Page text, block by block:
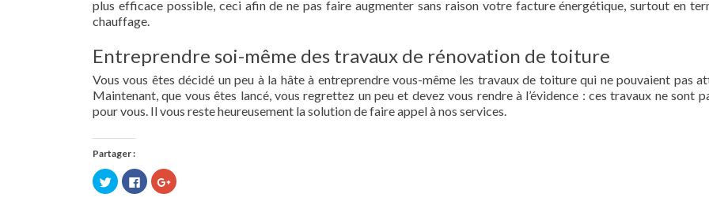
plus efficace possible, ceci afin de ne pas faire augmenter sans raison votre facture énergétique, surtout en
chauffage.
Entreprendre soi-même des travaux de rénovation de toiture
Vous vous êtes décidé un peu à la hâte à entreprendre vous-même les travaux de toiture qui ne pouvaient pas
Maintenant, que vous êtes lancé, vous regrettez un peu et devez vous rendre à l’évidence : ces travaux ne sont
pour vous. Il vous reste heureusement la solution de faire appel à nos services.
Partager :
Cliquez
pour
partager
Cliquez
pour
partager
Cliquez
pour